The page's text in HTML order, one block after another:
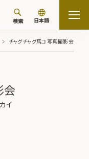
検索 日本語
チャグチャグ馬コ写真撮影会
会
イ